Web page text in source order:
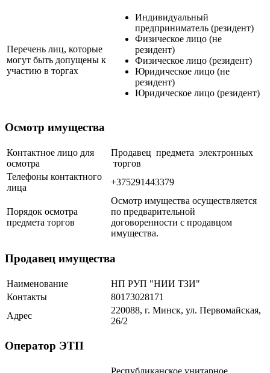
Перечень лиц, которые
могут быть допущены к
участию в торгах
Индивидуальный
предприниматель (резидент)
Физическое лицо (не
резидент)
Физическое лицо (резидент)
Юридическое лицо (не
резидент)
Юридическое лицо (резидент)
Осмотр имущества
Контактное лицо для
осмотра
Продавец предмета электронных
торгов
Телефоны контактного
лица
+375291443379
Порядок осмотра
предмета торгов
Осмотр имущества осуществляется
по предварительной
договоренности с продавцом
имущества.
Продавец имущества
Наименование
НП РУП "НИИ ТЗИ"
Контакты
80173028171
Адрес
220088, г. Минск, ул. Первомайская,
26/2
Оператор ЭТП
Республиканское унитарное